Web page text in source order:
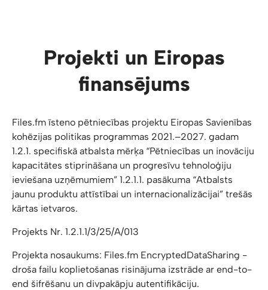
Projekti un Eiropas
finansējums
Files.fm īsteno pētniecības projektu Eiropas Savienības
kohēzijas politikas programmas 2021.–2027. gadam
1.2.1. specifiskā atbalsta mērķa “Pētniecības un inovāciju
kapacitātes stiprināšana un progresīvu tehnoloģiju
ieviešana uzņēmumiem” 1.2.1.1. pasākuma “Atbalsts
jaunu produktu attīstībai un internacionalizācijai” trešās
kārtas ietvaros.
Projekts Nr. 1.2.1.1/3/25/A/013
Projekta nosaukums: Files.fm EncryptedDataSharing -
droša failu koplietošanas risinājuma izstrāde ar end-to-
end šifrēšanu un divpakāpju autentifikāciju.